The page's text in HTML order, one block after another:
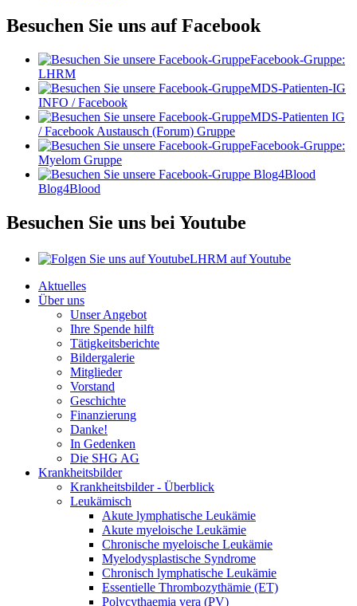
Besuchen Sie uns auf Facebook
Facebook-Gruppe:
LHRM
MDS-Patienten-IG
INFO / Facebook
MDS-Patienten IG
/ Facebook Austausch (Forum) Gruppe
Facebook-Gruppe:
Myelom Gruppe
Blog4Blood
Besuchen Sie uns bei Youtube
LHRM auf Youtube
Aktuelles
Über uns
Unser Angebot
Ihre Spende hilft
Tätigkeitsberichte
Bildergalerie
Mitglieder
Vorstand
Geschichte
Finanzierung
Danke!
In Gedenken
Die SHG AG
Krankheitsbilder
Krankheitsbilder - Überblick
Leukämisch
Akute lymphatische Leukämie
Akute myeloische Leukämie
Chronische myeloische Leukämie
Myelodysplastische Syndrome
Chronisch lymphatische Leukämie
Essentielle Thrombozythämie (ET)
Polycythaemia vera (PV)